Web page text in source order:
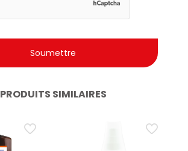
PRODUITS SIMILAIRES